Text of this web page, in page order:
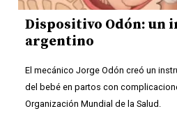
Dispositivo Odón: un
argentino
El mecánico Jorge Odón creó un
del bebé en partos con
Organización Mundial de la Salud.